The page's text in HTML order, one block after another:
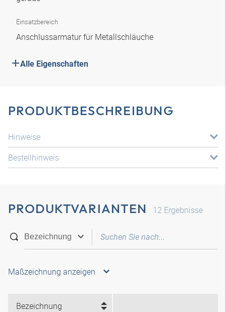
Einsatzbereich
Anschlussarmatur für Metallschläuche
Alle Eigenschaften
PRODUKTBESCHREIBUNG
Hinweise
Bestellhinweis
PRODUKTVARIANTEN 12 Ergebnisse
Maßzeichnung anzeigen
Bezeichnung